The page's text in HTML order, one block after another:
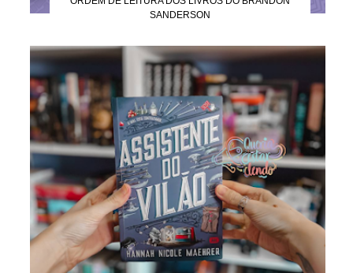
SANDERSON